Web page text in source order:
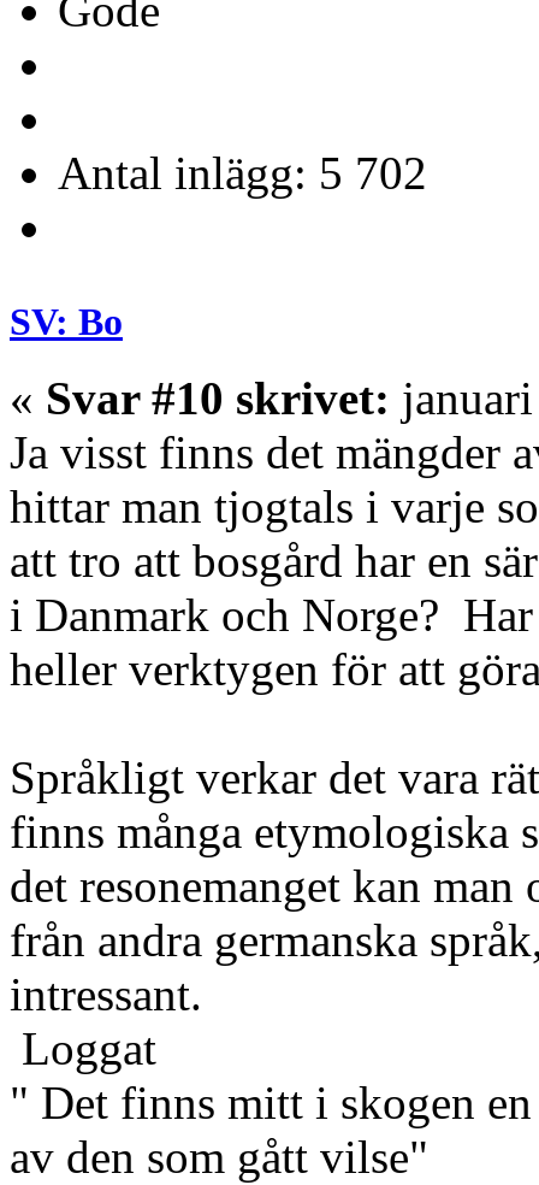
Antal inlägg: 5 702
SV: Bo
« Svar #10 skrivet:
Ja visst finns det mängder
hittar man tjogtals i varje
att tro att bosgård har en
i Danmark och Norge?
heller verktygen för att
Språkligt verkar det vara
finns många etymologiska
det resonemanget kan man
från andra germanska
intressant.
Loggat
" Det finns mitt i skogen
av den som gått vilse"